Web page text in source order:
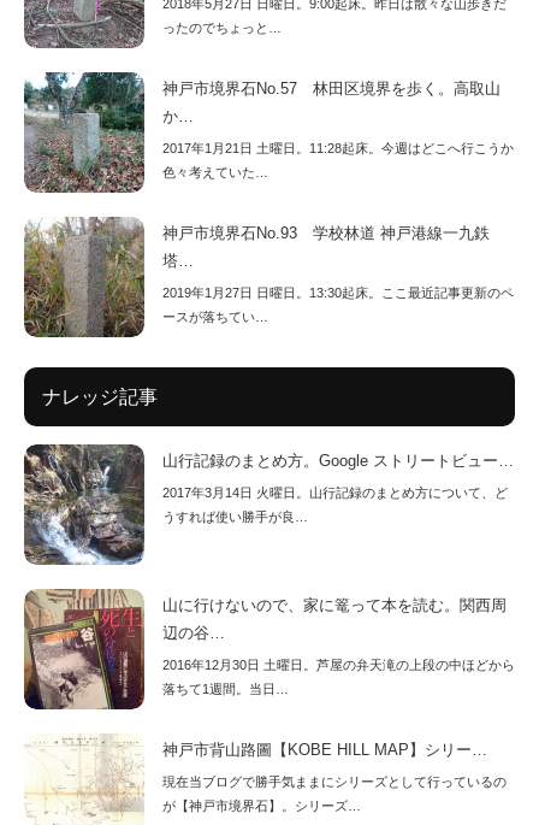
2018年5月27日 日曜日。9:00起床。昨日は散々な山歩きだ
ったのでちょっと…
神戸市境界石No.57 林田区境界を歩く。高取山
か…
2017年1月21日 土曜日。11:28起床。今週はどこへ行こうか
色々考えていた…
神戸市境界石No.93 学校林道 神戸港線一九鉄
塔…
2019年1月27日 日曜日。13:30起床。ここ最近記事更新のペ
ースが落ちてい…
ナレッジ記事
山行記録のまとめ方。Google ストリートビュー…
2017年3月14日 火曜日。山行記録のまとめ方について、ど
うすれば使い勝手が良…
山に行けないので、家に篭って本を読む。関西周
辺の谷…
2016年12月30日 土曜日。芦屋の弁天滝の上段の中ほどから
落ちて1週間。当日…
神戸市背山路圖【KOBE HILL MAP】シリー…
現在当ブログで勝手気ままにシリーズとして行っているの
が【神戸市境界石】。シリーズ…